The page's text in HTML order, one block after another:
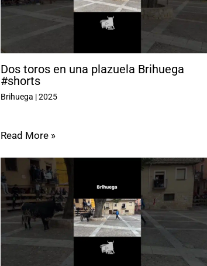
Dos toros en una plazuela Brihuega
#shorts
Brihuega |2025
Read More »